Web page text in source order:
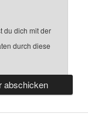
du dich mit der
durch diese